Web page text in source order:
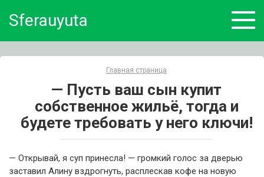
Sferauyuta
Главная страница
— Пусть ваш сын купит
собственное жильё, тогда и
будете требовать у него ключи!
— Открывай, я суп принесла! — громкий голос за дверью
заставил Алину вздрогнуть, расплескав кофе на новую